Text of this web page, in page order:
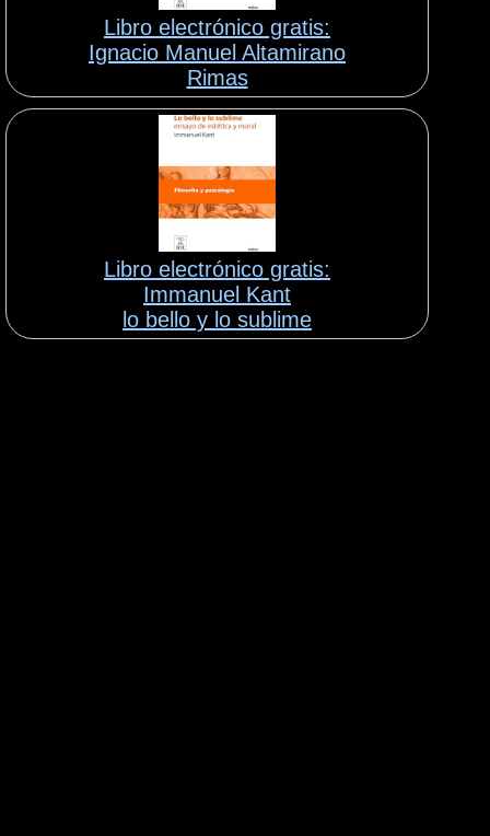
Libro electrónico gratis:
Ignacio Manuel Altamirano
Rimas
Libro electrónico gratis:
Immanuel Kant
lo bello y lo sublime